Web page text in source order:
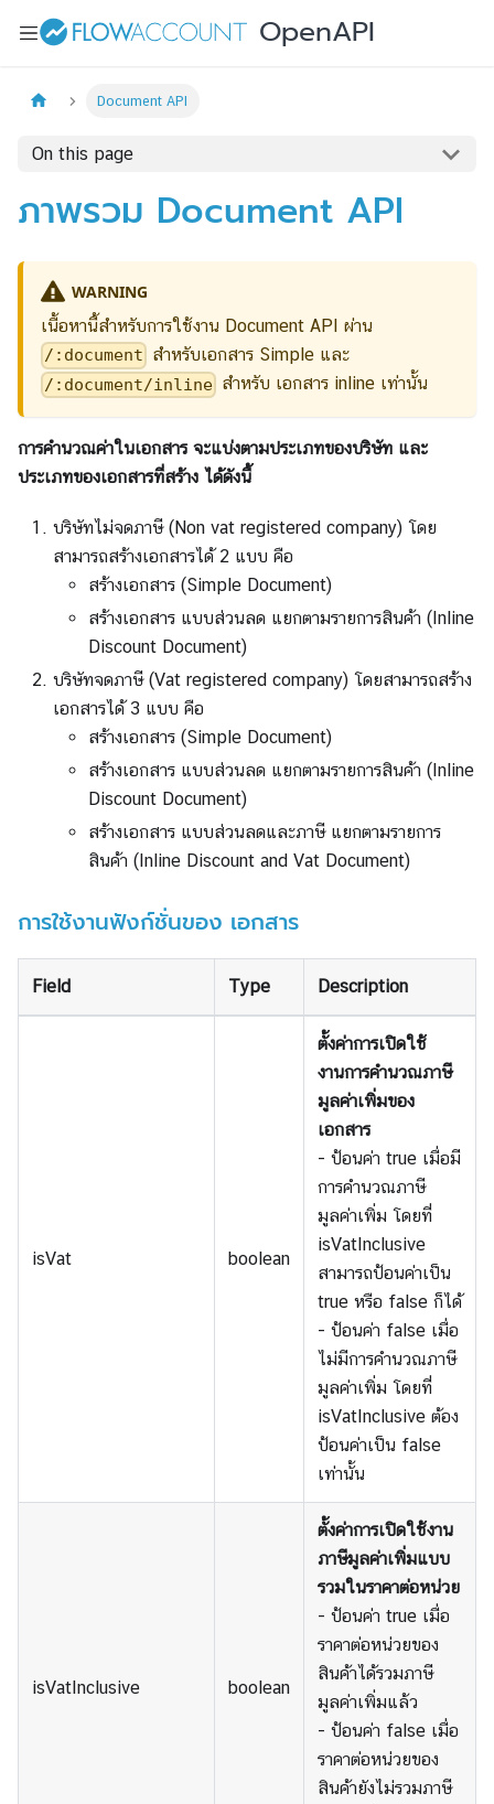
Document API
On this page
ภาพรวม Document API
WARNING
เนื้อหานี้สำหรับการใช้งาน Document API ผ่าน
/:document สำหรับเอกสาร Simple และ
/:document/inline สำหรับ เอกสาร inline เท่านั้น
การคำนวณค่าในเอกสาร จะแบ่งตามประเภทของบริษัท และ
ประเภทของเอกสารที่สร้าง ได้ดังนี้
บริษัทไม่จดภาษี (Non vat registered company) โดย
สามารถสร้างเอกสารได้ 2 แบบ คือ
สร้างเอกสาร (Simple Document)
สร้างเอกสาร แบบส่วนลด แยกตามรายการสินค้า (Inline
Discount Document)
บริษัทจดภาษี (Vat registered company) โดยสามารถสร้าง
เอกสารได้ 3 แบบ คือ
สร้างเอกสาร (Simple Document)
สร้างเอกสาร แบบส่วนลด แยกตามรายการสินค้า (Inline
Discount Document)
สร้างเอกสาร แบบส่วนลดและภาษี แยกตามรายการ
สินค้า (Inline Discount and Vat Document)
การใช้งานฟังก์ชั่นของ เอกสาร
Field Type Description
isVat boolean
ตั้งค่าการเปิดใช้
งานการคำนวณภาษี
มูลค่าเพิ่มของ
เอกสาร
- ป้อนค่า true เมื่อมี
การคำนวณภาษี
มูลค่าเพิ่ม โดยที่
isVatInclusive
สามารถป้อนค่าเป็น
true หรือ false ก็ได้
- ป้อนค่า false เมื่อ
ไม่มีการคำนวณภาษี
มูลค่าเพิ่ม โดยที่
isVatInclusive ต้อง
ป้อนค่าเป็น false
เท่านั้น
isVatInclusive boolean
ตั้งค่าการเปิดใช้งาน
ภาษีมูลค่าเพิ่มแบบ
รวมในราคาต่อหน่วย
- ป้อนค่า true เมื่อ
ราคาต่อหน่วยของ
สินค้าได้รวมภาษี
มูลค่าเพิ่มแล้ว
- ป้อนค่า false เมื่อ
ราคาต่อหน่วยของ
สินค้ายังไม่รวมภาษี